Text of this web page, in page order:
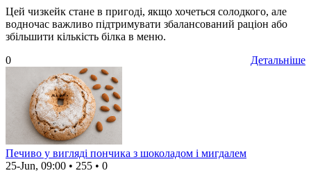
Цей чизкейк стане в пригоді, якщо хочеться солодкого, але
водночас важливо підтримувати збалансований раціон або
збільшити кількість білка в меню.
Детальніше
0
Печиво у вигляді пончика з шоколадом і мигдалем
25-Jun, 09:00 • 255 • 0